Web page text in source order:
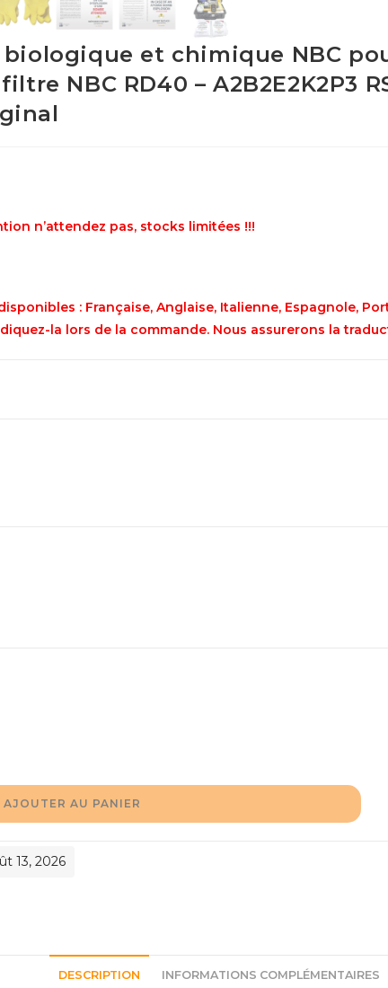
et chimique NBC
NBC RD40 – A2B2E2K2P3
n’attendez pas, stocks limitées !!!
: Française, Anglaise, Italienne, Espagnole,
la lors de la commande. Nous assurerons la
AJOUTER AU PANIER
13, 2026
DESCRIPTION INFORMATIONS COMPLÉMENTAIRES